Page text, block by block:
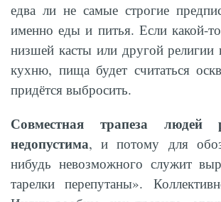
едва ли не самые строгие
именно еды и питья. Если какой-то
низшей касты или другой религии
кухню, пища будет считаться
придётся выбросить.
Совместная трапеза людей
недопустима, и потому для
нибудь невозможного служит
тарелки перепутаны».